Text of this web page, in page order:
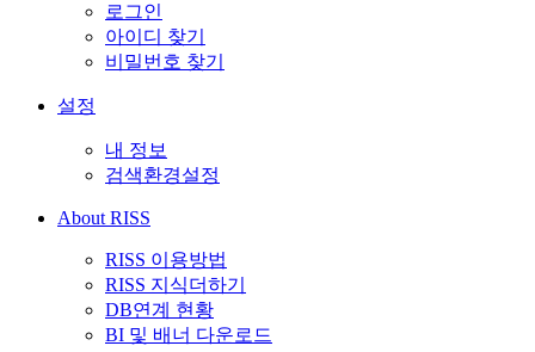
로그인
아이디 찾기
비밀번호 찾기
설정
내 정보
검색환경설정
About RISS
RISS 이용방법
RISS 지식더하기
DB연계 현황
BI 및 배너 다운로드